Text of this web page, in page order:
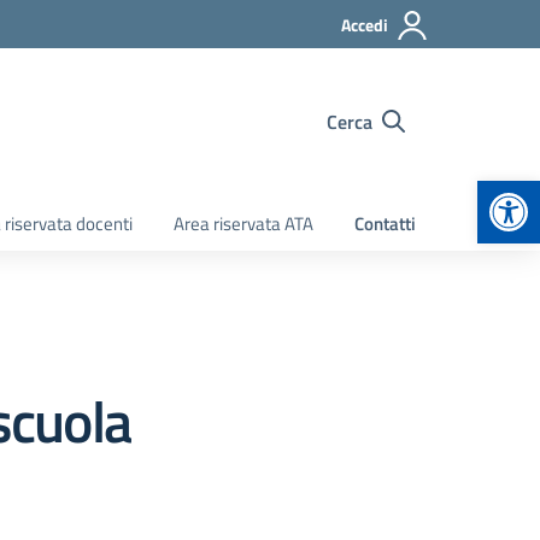
Accedi
Cerca
riservata docenti Area riservata ATA Contatti